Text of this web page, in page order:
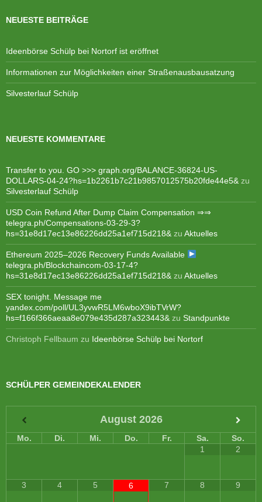
NEUESTE BEITRÄGE
Ideenbörse Schülp bei Nortorf ist eröffnet
Informationen zur Möglichkeiten einer Straßenausbausatzung
Silvesterlauf Schülp
NEUESTE KOMMENTARE
Transfer to you. GO >>> graph.org/BALANCE-36824-US-
DOLLARS-04-24?hs=1b2261b7c21b9857012575b20fde44e5& zu
Silvesterlauf Schülp
USD Coin Refund After Dump Claim Compensation ⇒⇒
telegra.ph/Compensations-03-29-3?
hs=31e8d17ec13e86226dd25a1ef715d218& zu Aktuelles
Ethereum 2025–2026 Recovery Funds Available
telegra.ph/Blockchaincom-03-17-4?
hs=31e8d17ec13e86226dd25a1ef715d218& zu Aktuelles
SEX tonight. Message me
yandex.com/poll/UL3yvwR5LM6wboX9ibTVrW?
hs=f166f366aeaa8e079e435d287a323443& zu Standpunkte
Christoph Fellbaum zu Ideenbörse Schülp bei Nortorf
SCHÜLPER GEMEINDEKALENDER
August 2026
Mo. Di. Mi. Do. Fr. Sa.
So.
1
2
3 4 5 6 7 8 9